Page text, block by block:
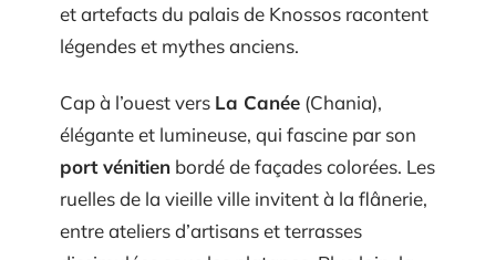
et artefacts du palais de Knossos racontent
légendes et mythes anciens.
Cap à l’ouest vers La Canée (Chania),
élégante et lumineuse, qui fascine par son
port vénitien bordé de façades colorées. Les
ruelles de la vieille ville invitent à la flânerie,
entre ateliers d’artisans et terrasses